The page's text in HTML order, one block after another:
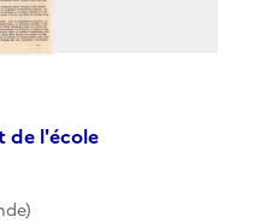
de l'école